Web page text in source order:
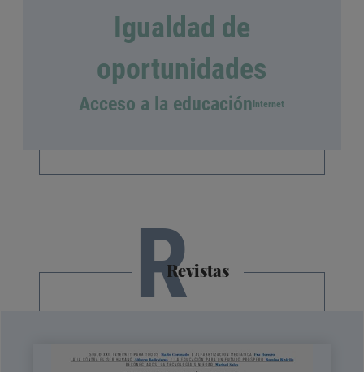
Igualdad de
oportunidades
Acceso a la educación Internet
RRevistas